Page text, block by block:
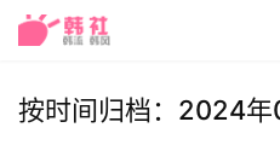
按时间归档：2024年